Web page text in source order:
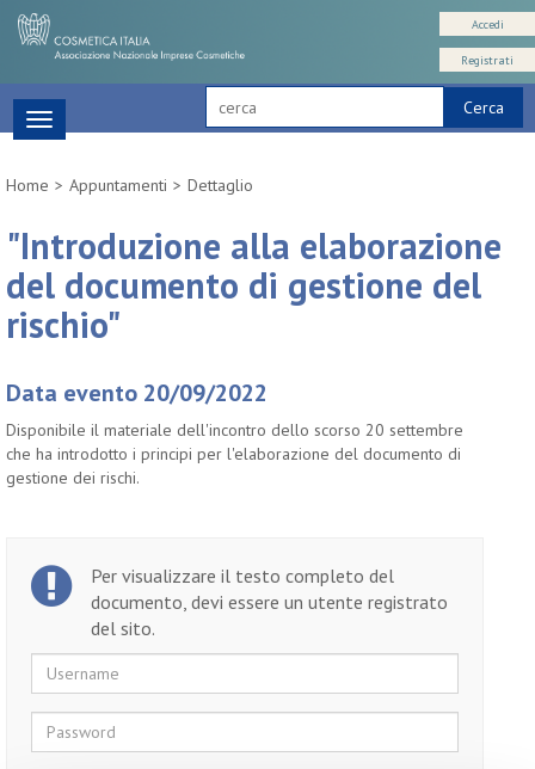
Cerca
Accedi
Registrati
Toggle
navigation
Home
Appuntamenti Dettaglio
"Introduzione alla elaborazione
del documento di gestione del
rischio"
Data evento 20/09/2022
Disponibile il materiale dell'incontro dello scorso 20 settembre
che ha introdotto i principi per l'elaborazione del documento di
gestione dei rischi.
Per visualizzare il testo completo del
documento, devi essere un utente registrato
del sito.
Username
Password